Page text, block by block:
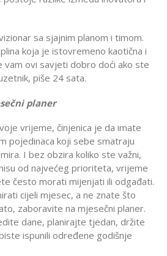
sa sjajnim planom i timom.
koja je istovremeno kaotična i
vam ovi savjeti dobro doći ako ste
piše 24 sata.
planer
vrijeme, činjenica je da imate
pojedinaca koji sebe smatraju
I bez obzira koliko ste važni,
od najvećeg prioriteta, vrijeme
često morati mijenjati ili odgađati.
cijeli mjesec, a ne znate što
zaboravite na mjesečni planer.
dane, planirajte tjedan, držite
ispunili određene godišnje